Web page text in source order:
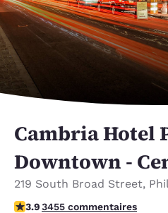
Cambria Hotel
Downtown -
219 South Broad Street,
3.89 étoiles. Bien.
3.93455 commentaires